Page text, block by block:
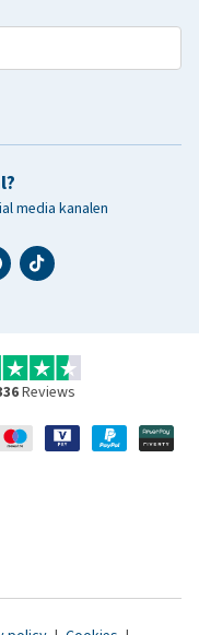
media kanalen
Reviews